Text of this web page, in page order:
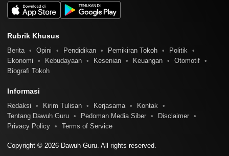
Rubrik Khusus
Berita Opini Pendidikan Pemikiran Tokoh
Politik
Ekonomi
Kebudayaan Kesenian Keuangan
Otomotif
Biografi Tokoh
Informasi
Redaksi Kirim Tulisan Kerjasama
Kontak
Tentang Dawuh Guru
Pedoman Media Siber
Disclaimer
Privacy Policy
Terms of Service
Copyright © 2026 Dawuh Guru. All rights reserved.